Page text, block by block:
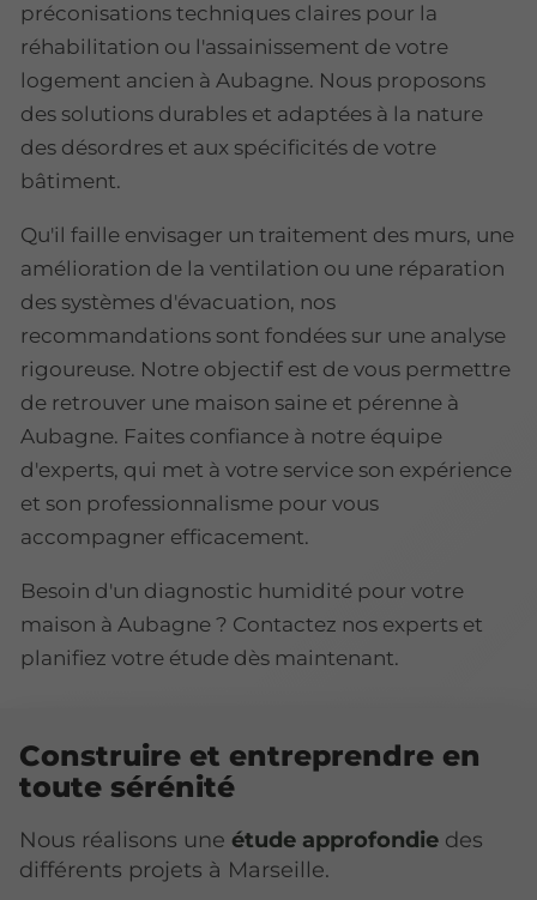
préconisations techniques claires pour la
réhabilitation ou l'assainissement de votre
logement ancien à Aubagne. Nous proposons
des solutions durables et adaptées à la nature
des désordres et aux spécificités de votre
bâtiment.
Qu'il faille envisager un traitement des murs, une
amélioration de la ventilation ou une réparation
des systèmes d'évacuation, nos
recommandations sont fondées sur une analyse
rigoureuse. Notre objectif est de vous permettre
de retrouver une maison saine et pérenne à
Aubagne. Faites confiance à notre équipe
d'experts, qui met à votre service son expérience
et son professionnalisme pour vous
accompagner efficacement.
Besoin d'un diagnostic humidité pour votre
maison à Aubagne ? Contactez nos experts et
planifiez votre étude dès maintenant.
Construire et entreprendre en
toute sérénité
Nous réalisons une étude approfondie des
différents projets à Marseille.